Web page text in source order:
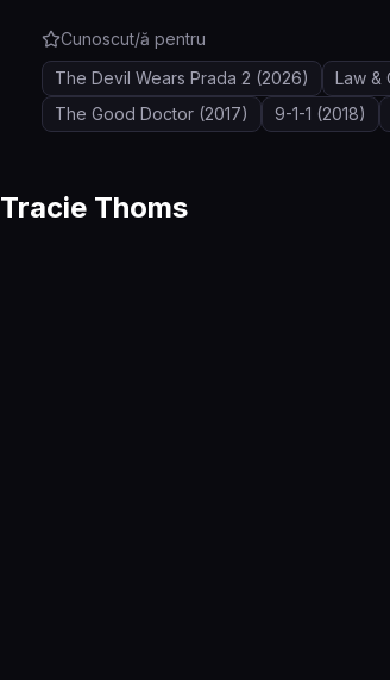
Cunoscut/ă pentru
The Devil Wears Prada 2 (2026) Law &
The Good Doctor (2017) 9-1-1 (2018)
Tracie Thoms